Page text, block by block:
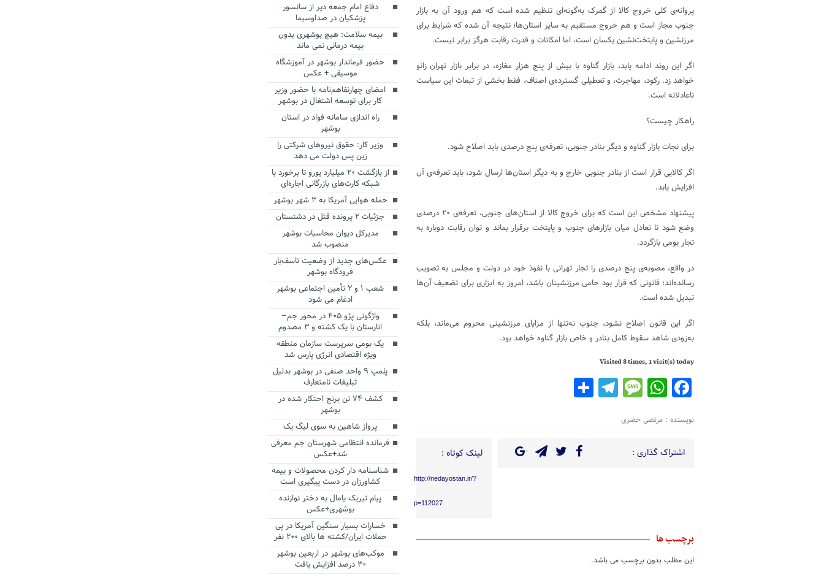
پروانه‌ی کلی خروج کالا از گمرک به‌گونه‌ای تنظیم شده است که هم ورود آن به بازار
جنوب مجاز است و هم خروج مستقیم به سایر استان‌ها؛ نتیجه آن شده که شرایط برای
مرزنشین و پایتخت‌نشین یکسان است، اما امکانات و قدرت رقابت هرگز برابر نیست.
اگر این روند ادامه یابد، بازار گناوه با بیش از پنج هزار مغازه، در برابر بازار تهران زانو
خواهد زد. رکود، مهاجرت، و تعطیلی گسترده‌ی اصناف، فقط بخشی از تبعات این سیاست
ناعادلانه است.
راهکار چیست؟
برای نجات بازار گناوه و دیگر بنادر جنوبی، تعرفه‌ی پنج درصدی باید اصلاح شود.
اگر کالایی قرار است از بنادر جنوبی خارج و به دیگر استان‌ها ارسال شود، باید تعرفه‌ی آن
افزایش یابد.
پیشنهاد مشخص این است که برای خروج کالا از استان‌های جنوبی، تعرفه‌ی ۲۰ درصدی
وضع شود تا تعادل میان بازارهای جنوب و پایتخت برقرار بماند و توان رقابت دوباره به
تجار بومی بازگردد.
در واقع، مصوبه‌ی پنج درصدی را تجار تهرانی با نفوذ خود در دولت و مجلس به تصویب
رسانده‌اند؛ قانونی که قرار بود حامی مرزنشینان باشد، امروز به ابزاری برای تضعیف آن‌ها
تبدیل شده است.
اگر این قانون اصلاح نشود، جنوب نه‌تنها از مزایای مرزنشینی محروم می‌ماند، بلکه
به‌زودی شاهد سقوط کامل بنادر و خاص بازار گناوه خواهد بود.
Visited 8 times, 1 visit(s) today
Facebook
WhatsApp
Message
Telegram
Share
نویسنده : مرتضی خضری
اشتراک گذاری : لینک کوتاه :
http://nedayostan.ir/?
p=112027
برچسب ها
این مطلب بدون برچسب می باشد.
دفاع امام جمعه دیر از سانسور
پزشکیان در صداوسیما
بیمه سلامت: هیچ بوشهری بدون
بیمه درمانی نمی ماند
حضور فرماندار بوشهر در آموزشگاه
موسیقی + عکس
امضای چهارتفاهم‌نامه با حضور وزیر
کار برای توسعه اشتغال در بوشهر
راه اندازی سامانه فواد در استان
بوشهر
وزیر کار: حقوق نیروهای شرکتی را
زین پس دولت می دهد
از بازگشت ۲۰ میلیارد یورو تا برخورد با
شبکه کارت‌های بازرگانی اجاره‌ای
حمله هوایی آمریکا به ۳ شهر بوشهر
جزئیات ۲ پرونده قتل در دشتستان
مدیرکل دیوان محاسبات بوشهر
منصوب شد
عکس‌های جدید از وضعیت تاسف‌بار
فرودگاه بوشهر
شعب ۱ و ۲ تأمین اجتماعی بوشهر
ادغام می شود
واژگونی پژو ۴۰۵ در محور جم–
انارستان با یک کشته و ۳ مصدوم
یک بومی سرپرست سازمان منطقه
ویژه اقتصادی انرژی پارس شد
پلمپ ۹ واحد صنفی در بوشهر بدلیل
تبلیغات نامتعارف
کشف ۷۴ تن برنج احتکار شده در
بوشهر
پرواز شاهین به سوی لیگ یک
فرمانده انتظامی شهرستان جم معرفی
شد+عکس
شناسنامه دار کردن محصولات و بیمه
کشاورزان در دست پیگیری است
پیام تبریک یامال به دختر نوازنده
بوشهری+عکس
خسارات بسیار سنگین آمریکا در پی
حملات ایران/کشته ها بالای ۲۰۰ نفر
موکب‌های بوشهر در اربعین بوشهر
۳۰ درصد افزایش یافت